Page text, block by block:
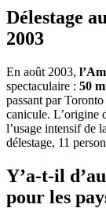
Délestage
2003
En août 2003,
spectaculaire : 50
passant par
canicule. L’origine
l’usage intensif de la
délestage, 11
Y’a-t-il
pour les